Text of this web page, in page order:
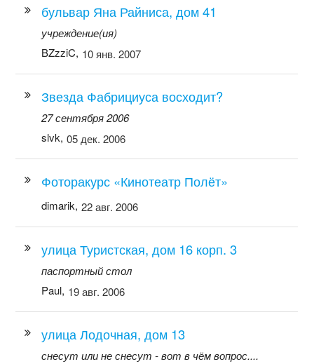
бульвар Яна Райниса, дом 41
учреждение(ия)
BZzziC, 10 янв. 2007
Звезда Фабрициуса восходит?
27 сентября 2006
slvk, 05 дек. 2006
Фоторакурс «Кинотеатр Полёт»
dimarik, 22 авг. 2006
улица Туристская, дом 16 корп. 3
паспортный стол
Paul, 19 авг. 2006
улица Лодочная, дом 13
снесут или не снесут - вот в чём вопрос....